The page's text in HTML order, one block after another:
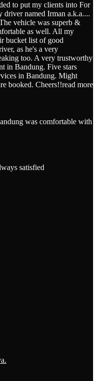
to put my clients into For
driver named Irman a.k.a....
vehicle was superb &
as well. All my
bucket list of good
as he's a very
too. A very trustworthy
in Bandung. Five stars
in Bandung. Might
booked. Cheers!!read more
was comfortable with
satisfied